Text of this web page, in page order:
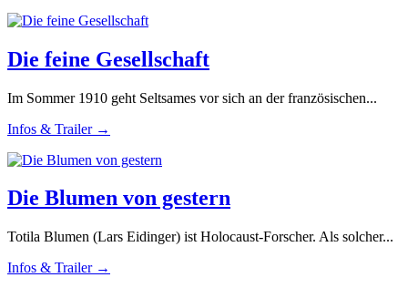
Die feine Gesellschaft
Im Sommer 1910 geht Seltsames vor sich an der französischen...
Infos & Trailer →
Die Blumen von gestern
Totila Blumen (Lars Eidinger) ist Holocaust-Forscher. Als solcher...
Infos & Trailer →